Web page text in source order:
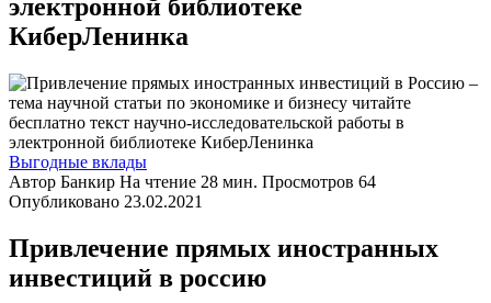
электронной библиотеке
КиберЛенинка
Выгодные вклады
Автор Банкир На чтение 28 мин. Просмотров 64
Опубликовано 23.02.2021
Привлечение прямых иностранных
инвестиций в россию